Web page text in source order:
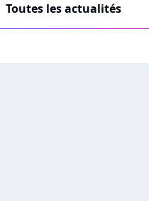
Toutes les actualités